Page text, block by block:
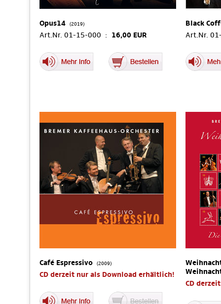
Opus14 (2019)
Art.Nr. 01-15-000 : 16,00 EUR
Black
Art.Nr.
Café Espressivo (2009)
CD derzeit nur als Download erhältlich!
CD